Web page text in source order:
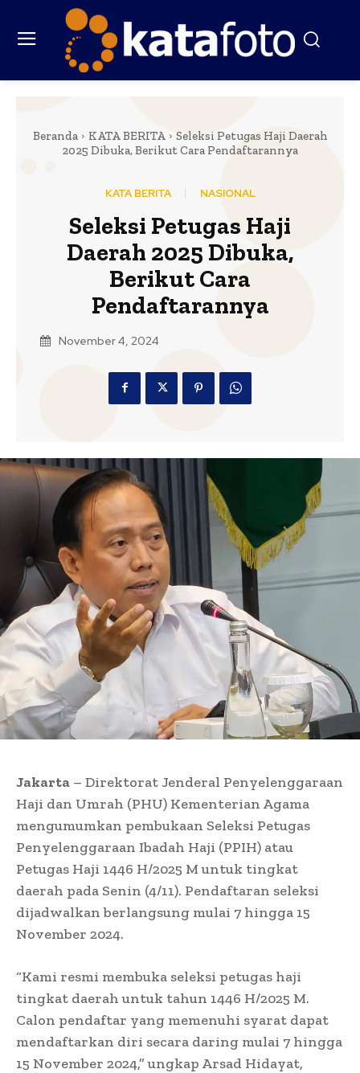
Beranda KATA BERITA
Seleksi Petugas Haji Daerah
2025 Dibuka, Berikut Cara Pendaftarannya
KATA BERITA NASIONAL
Seleksi Petugas Haji
Daerah 2025 Dibuka,
Berikut Cara
Pendaftarannya
November 4, 2024
Jakarta – Direktorat Jenderal Penyelenggaraan
Haji dan Umrah (PHU) Kementerian Agama
mengumumkan pembukaan Seleksi Petugas
Penyelenggaraan Ibadah Haji (PPIH) atau
Petugas Haji 1446 H/2025 M untuk tingkat
daerah pada Senin (4/11). Pendaftaran seleksi
dijadwalkan berlangsung mulai 7 hingga 15
November 2024.
“Kami resmi membuka seleksi petugas haji
tingkat daerah untuk tahun 1446 H/2025 M.
Calon pendaftar yang memenuhi syarat dapat
mendaftarkan diri secara daring mulai 7 hingga
15 November 2024,” ungkap Arsad Hidayat,